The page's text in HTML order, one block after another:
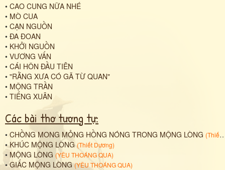
• CAO CUNG NỮA NHÉ
• MÒ CUA
• CẠN NGUỒN
• ĐA ĐOAN
• KHỞI NGUỒN
• VƯƠNG VẤN
• CÁI HÔN ĐẦU TIÊN
• "RẰNG XƯA CÓ GÃ TỪ QUAN"
• MỘNG TRẦN
• TIẾNG XUÂN
Các bài thơ tương tự:
• CHỒNG MONG MỎNG HỒNG NÓNG TRONG MỘNG LÒNG (Thiết Dương
•KHÚC MỘNG LÒNG (Thiết Dương)
• MỘNG LÒNG (YÊU THOÁNG QUA)
•GIẤC MỘNG LÒNG (YÊU THOÁNG QUA)